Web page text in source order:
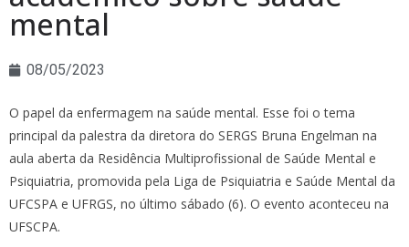
mental
08/05/2023
O papel da enfermagem na saúde mental. Esse foi o tema
principal da palestra da diretora do SERGS Bruna Engelman na
aula aberta da Residência Multiprofissional de Saúde Mental e
Psiquiatria, promovida pela Liga de Psiquiatria e Saúde Mental da
UFCSPA e UFRGS, no último sábado (6). O evento aconteceu na
UFSCPA.